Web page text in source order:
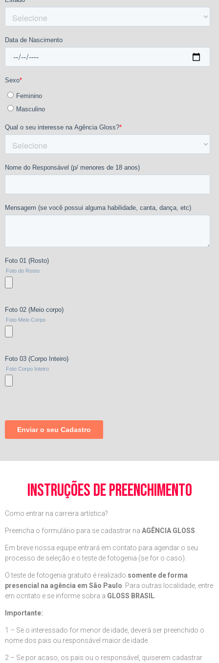
instruções de preenchimento
Como entrar na carreira artística?
Preencha o formulário para se cadastrar na AGÊNCIA GLOSS
Em breve nossa equipe entrará em contato para agendar o seu
processo de seleção e o teste de fotogenia (se for o caso).
O teste de fotogenia gratuito é realizado somente de forma
presencial na agência em São Paulo . Para outras localidade, entre
em ocntato e se informe sobra a GLOSS BRASIL
Importante:
1 – Se o interessado for menor de idade, deverá ser preenchido o
nome dos pais ou responsável maior de idade.
2 – Se por acaso, os pais ou o responsável, quiserem cadastrar